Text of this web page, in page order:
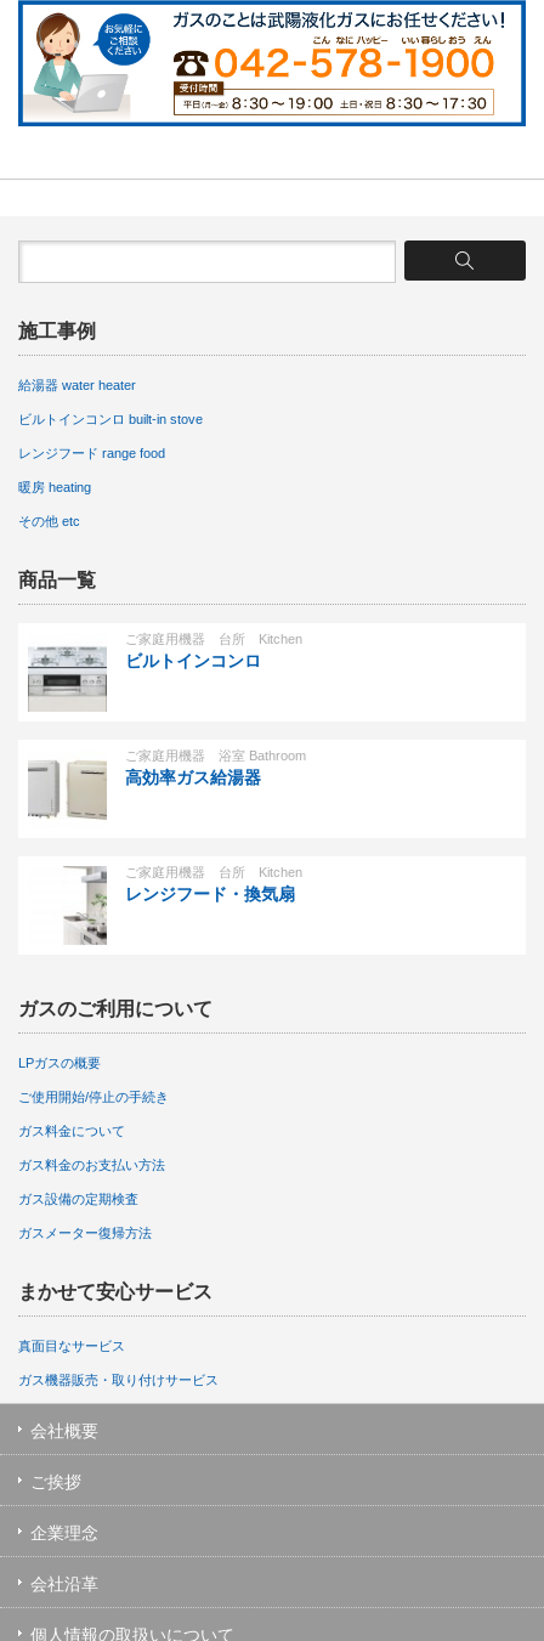
施工事例
給湯器 water heater
ビルトインコンロ built-in stove
レンジフード range food
暖房 heating
その他 etc
商品一覧
ご家庭用機器 台所 Kitchen
ビルトインコンロ
ご家庭用機器 浴室 Bathroom
高効率ガス給湯器
ご家庭用機器 台所 Kitchen
レンジフード・換気扇
ガスのご利用について
LPガスの概要
ご使用開始/停止の手続き
ガス料金について
ガス料金のお支払い方法
ガス設備の定期検査
ガスメーター復帰方法
まかせて安心サービス
真面目なサービス
ガス機器販売・取り付けサービス
会社概要
ご挨拶
企業理念
会社沿革
個人情報の取扱いについて